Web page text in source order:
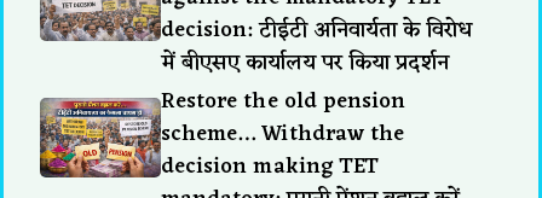
decision: टीईटी अनिवार्यता के विरोध
में बीएसए कार्यालय पर किया प्रदर्शन
Restore the old pension
scheme… Withdraw the
decision making TET